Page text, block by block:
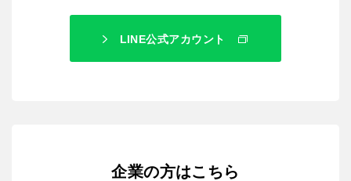
LINE公式アカウント
企業の方はこちら